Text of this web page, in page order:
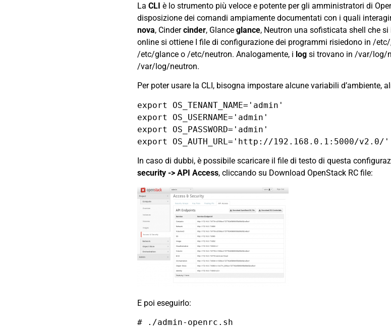
La CLI è lo strumento più veloce e potente per gli amministratori di
disposizione dei comandi ampiamente documentati con i quali
nova, Cindercinder, Glance glance, Neutron una sofisticata shell che
online si ottiene I file di configurazione dei programmi risiedono in /
/etc/glance o /etc/neutron. Analogamente, i log si trovano in /var/log/
/var/log/neutron.
Per poter usare la CLI, bisogna impostare alcune variabili d’ambiente,
export OS_TENANT_NAME='admin'
export OS_USERNAME='admin'
export OS_PASSWORD='admin'
export OS_AUTH_URL='http://192.168.0.1:5000/v2.0/'
In caso di dubbi, è possibile scaricare il file di testo di questa
security -> API Access, cliccando su Download OpenStack RC file:
E poi eseguirlo:
# ./admin-openrc.sh